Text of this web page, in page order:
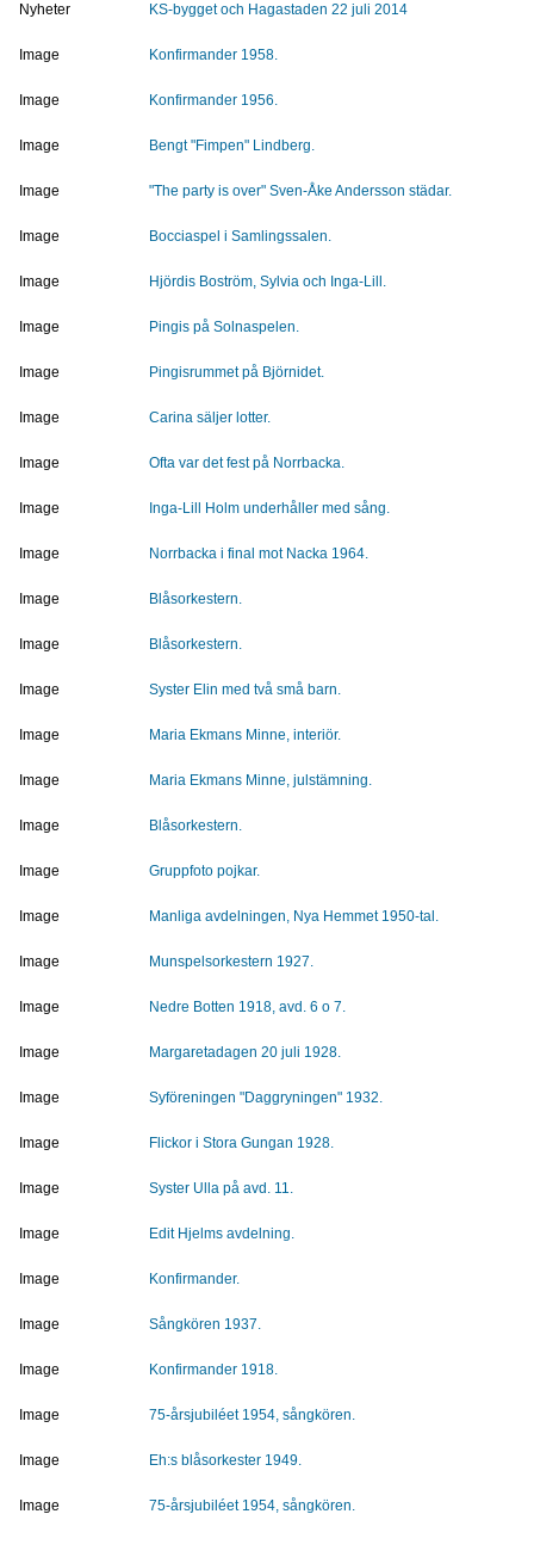
Nyheter KS-bygget och Hagastaden 22 juli 2014
Image Konfirmander 1958.
Image Konfirmander 1956.
Image Bengt "Fimpen" Lindberg.
Image "The party is over" Sven-Åke Andersson städar.
Image Bocciaspel i Samlingssalen.
Image Hjördis Boström, Sylvia och Inga-Lill.
Image Pingis på Solnaspelen.
Image Pingisrummet på Björnidet.
Image Carina säljer lotter.
Image Ofta var det fest på Norrbacka.
Image Inga-Lill Holm underhåller med sång.
Image Norrbacka i final mot Nacka 1964.
Image Blåsorkestern.
Image Blåsorkestern.
Image Syster Elin med två små barn.
Image Maria Ekmans Minne, interiör.
Image Maria Ekmans Minne, julstämning.
Image Blåsorkestern.
Image Gruppfoto pojkar.
Image Manliga avdelningen, Nya Hemmet 1950-tal.
Image Munspelsorkestern 1927.
Image Nedre Botten 1918, avd. 6 o 7.
Image Margaretadagen 20 juli 1928.
Image Syföreningen "Daggryningen" 1932.
Image Flickor i Stora Gungan 1928.
Image Syster Ulla på avd. 11.
Image Edit Hjelms avdelning.
Image Konfirmander.
Image Sångkören 1937.
Image Konfirmander 1918.
Image 75-årsjubiléet 1954, sångkören.
Image Eh:s blåsorkester 1949.
Image 75-årsjubiléet 1954, sångkören.